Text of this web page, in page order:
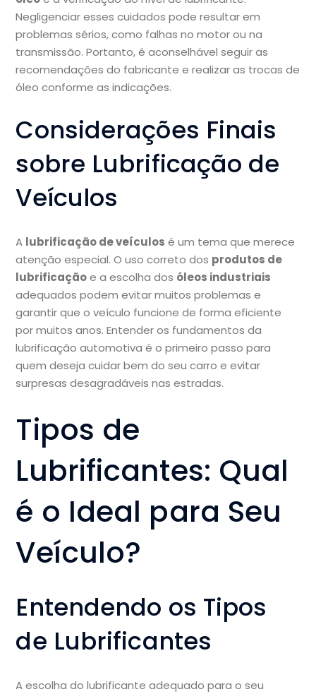
Negligenciar esses cuidados pode resultar em
problemas sérios, como falhas no motor ou na
transmissão. Portanto, é aconselhável seguir as
recomendações do fabricante e realizar as trocas de
óleo conforme as indicações.
Considerações Finais
sobre Lubrificação de
Veículos
A lubrificação de veículos é um tema que merece
atenção especial. O uso correto dos produtos de
lubrificaçãoe a escolha dos óleos industriais
adequados podem evitar muitos problemas e
garantir que o veículo funcione de forma eficiente
por muitos anos. Entender os fundamentos da
lubrificação automotiva é o primeiro passo para
quem deseja cuidar bem do seu carro e evitar
surpresas desagradáveis nas estradas.
Tipos de
Lubrificantes: Qual
é o Ideal para Seu
Veículo?
Entendendo os Tipos
de Lubrificantes
A escolha do lubrificante adequado para o seu